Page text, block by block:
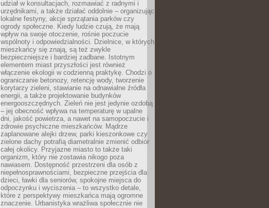
udział w konsultacjach, rozmawiać z radnymi i
urzędnikami, a także działać oddolnie – organizując
lokalne festyny, akcje sprzątania parków czy
ogrody społeczne. Kiedy ludzie czują, że mają
wpływ na swoje otoczenie, rośnie poczucie
wspólnoty i odpowiedzialności. Dzielnice, w których
mieszkańcy się znają, są też zwykle
bezpieczniejsze i bardziej zadbane. Istotnym
elementem miast przyszłości jest również
włączenie ekologii w codzienną praktykę. Chodzi o
ograniczanie betonozy, retencję wody, tworzenie
korytarzy zieleni, stawianie na odnawialne źródła
energii, a także projektowanie budynków
energooszczędnych. Zieleń nie jest jedynie ozdobą
– jej obecność wpływa na temperaturę w upalne
dni, jakość powietrza, a nawet na samopoczucie i
zdrowie psychiczne mieszkańców. Mądrze
zaplanowane alejki drzew, parki kieszonkowe czy
zielone dachy potrafią diametralnie zmienić odbiór
całej okolicy. Przyjazne miasto to także taki
organizm, który nie zostawia nikogo poza
nawiasem. Dostępność przestrzeni dla osób z
niepełnosprawnościami, bezpieczne przejścia dla
dzieci, ławki dla seniorów, spokojne miejsca do
odpoczynku i wyciszenia – to wszystko detale,
które z perspektywy mieszkańca mają ogromne
znaczenie. Urbanistyka wrażliwa społecznie nie